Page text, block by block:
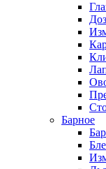
Барное